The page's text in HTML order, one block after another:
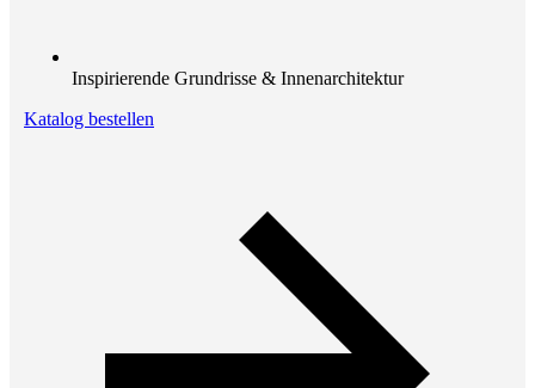
Inspirierende Grundrisse & Innenarchitektur
Katalog bestellen